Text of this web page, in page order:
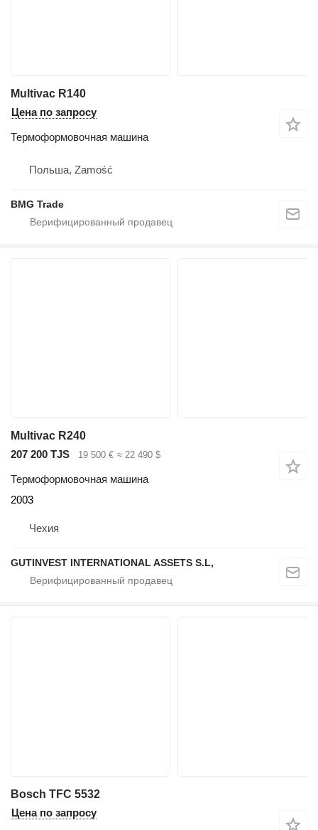
Multivac R140
Цена по запросу
Термоформовочная машина
Польша, Zamość
BMG Trade
Multivac R240
207 200 TJS
19 500 € ≈ 22 490 $
Термоформовочная машина
2003
Чехия
GUTINVEST INTERNATIONAL ASSETS S.L,
Bosch TFC 5532
Цена по запросу